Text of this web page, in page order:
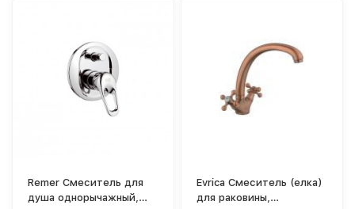
Remer Смеситель для
душа однорычажный,
Evrica Смеситель (елка)
для раковины,